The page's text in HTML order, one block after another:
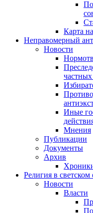
Карта
Неправомерный
Новости
Иные
Мнения
Публикации
Документы
Архив
Религия в светском
Новости
Власти